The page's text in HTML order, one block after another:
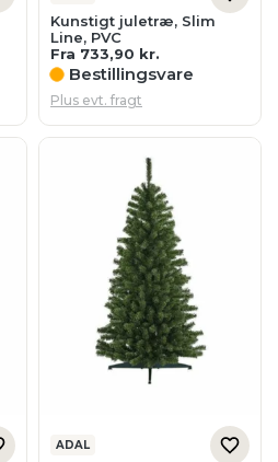
Kunstigt juletræ, Slim
Line, PVC
Fra 733,90 kr.
Bestillingsvare
Plus evt. fragt
ADAL